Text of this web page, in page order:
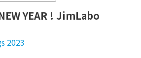
YEAR ! JimLabo
2023